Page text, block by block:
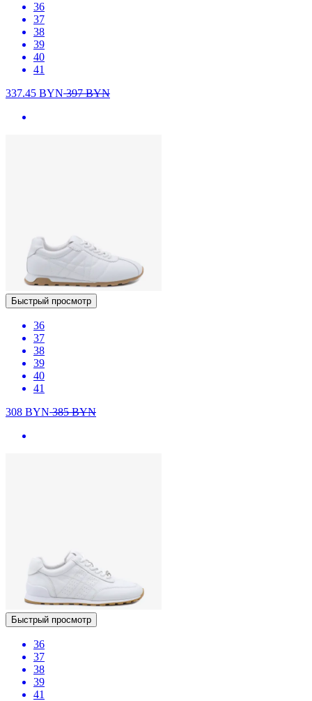
36
37
38
39
40
41
337.45 BYN397BYN
Быстрый просмотр
36
37
38
39
40
41
308 BYN385BYN
Быстрый просмотр
36
37
38
39
41